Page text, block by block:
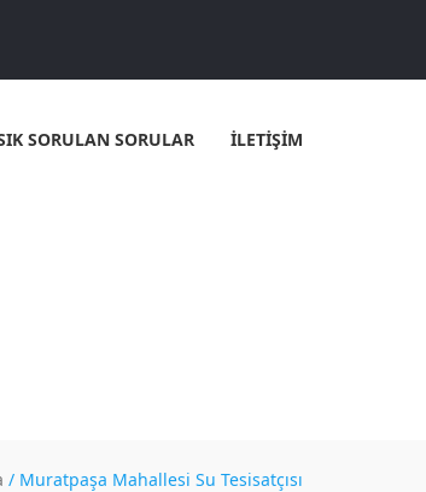
SORULAN SORULAR İLETİŞİM
/ Muratpaşa Mahallesi Su Tesisatçısı